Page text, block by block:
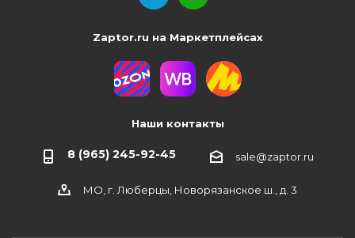
Zaptor.ru на Маркетплейсах
Наши контакты
8 (965) 245-92-45 sale@zaptor.ru
МО, г. Люберцы, Новорязанское ш., д. 3